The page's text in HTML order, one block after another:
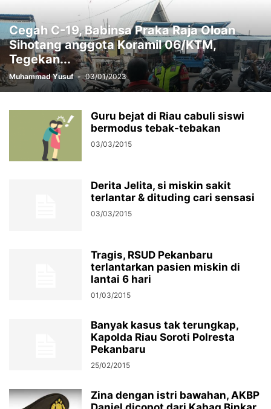
Cegah C-19, Babinsa Praka Raja Oloan
Sihotang anggota Koramil 06/KTM,
Tegekan...
Muhammad Yusuf - 03/01/2023
Guru bejat di Riau cabuli siswi
bermodus tebak-tebakan
03/03/2015
Derita Jelita, si miskin sakit
terlantar & dituding cari sensasi
03/03/2015
Tragis, RSUD Pekanbaru
terlantarkan pasien miskin di
lantai 6 hari
01/03/2015
Banyak kasus tak terungkap,
Kapolda Riau Soroti Polresta
Pekanbaru
25/02/2015
Zina dengan istri bawahan, AKBP